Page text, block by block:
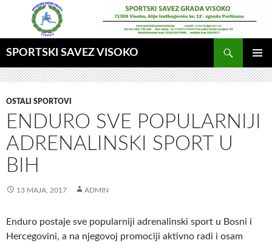
SPORTSKI SAVEZ VISOKO
GLAVNI
MENI
OSTALI SPORTOVI
ENDURO SVE POPULARNIJI
ADRENALINSKI SPORT U
BIH
13 MAJA, 2017 ADMIN
Enduro postaje sve popularniji adrenalinski sport u Bosni i
Hercegovini, a na njegovoj promociji aktivno radi i osam